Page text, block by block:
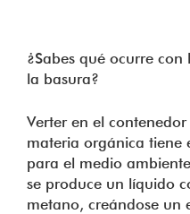
¿Sabes qué ocurre
la basura?
Verter en el
materia orgánica tiene
para el medio
se produce un líquido
metano, creándose un